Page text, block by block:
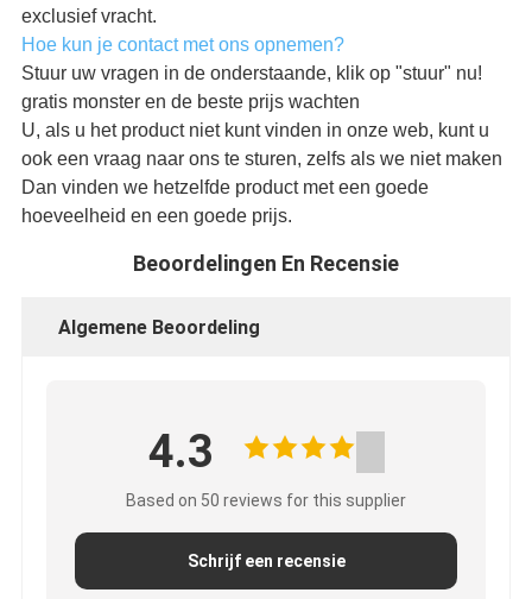
exclusief vracht.
Hoe kun je contact met ons opnemen?
Stuur uw vragen in de onderstaande, klik op "stuur" nu!
gratis monster en de beste prijs wachten
U, als u het product niet kunt vinden in onze web, kunt u
ook een vraag naar ons te sturen, zelfs als we niet maken
Dan vinden we hetzelfde product met een goede
hoeveelheid en een goede prijs.
Beoordelingen En Recensie
Algemene Beoordeling
4.3
Based on 50 reviews for this supplier
Schrijf een recensie